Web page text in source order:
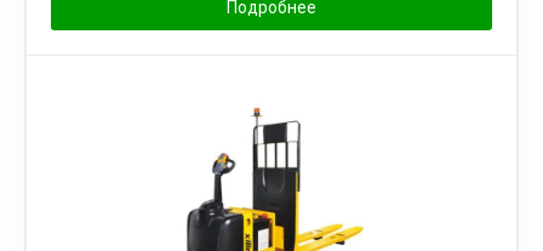
Подробнее